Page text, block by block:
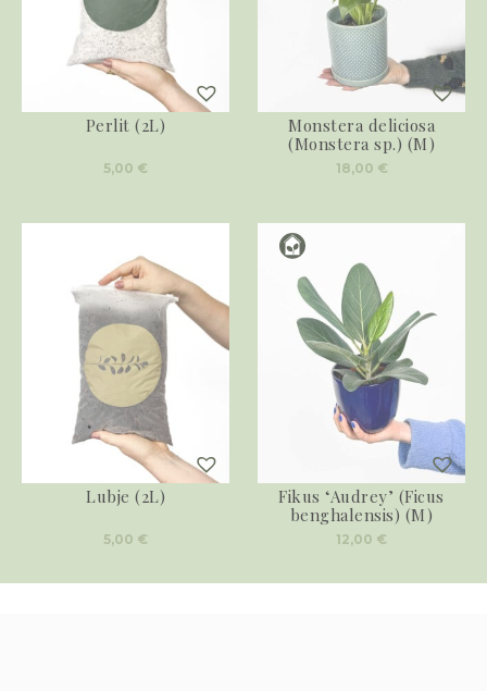
Perlit (2L)
5,00 €
Monstera deliciosa
(Monstera sp.) (M)
18,00 €
Lubje (2L)
5,00 €
Fikus ‘Audrey’ (Ficus
benghalensis) (M)
12,00 €